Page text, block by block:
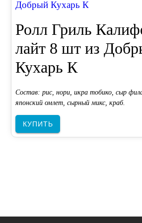
Добрый Кухарь К
Ролл Гриль
лайт 8 шт из
Кухарь К
Состав: рис, нори, икра тобико, сыр
японский омлет, сырный микс, краб.
КУПИТЬ